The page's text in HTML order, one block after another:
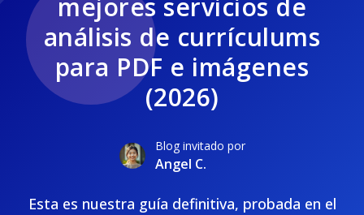
mejores servicios de
análisis de currículums
para PDF e imágenes
(2026)
Blog invitado por
Angel C.
Esta es nuestra guía definitiva, probada en el